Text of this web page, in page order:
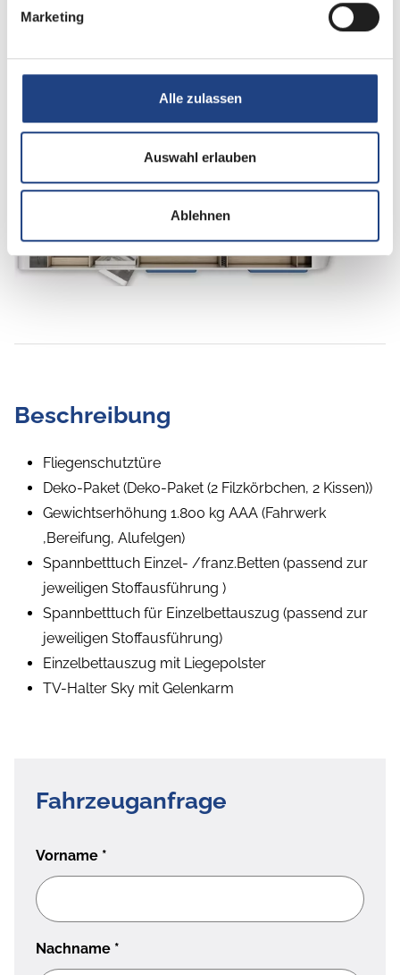
Marketing
Alle zulassen
Auswahl erlauben
Ablehnen
Beschreibung
Fliegenschutztüre
Deko-Paket (Deko-Paket (2 Filzkörbchen, 2 Kissen))
Gewichtserhöhung 1.800 kg AAA (Fahrwerk
,Bereifung, Alufelgen)
Spannbetttuch Einzel- /franz.Betten (passend zur
jeweiligen Stoffausführung )
Spannbetttuch für Einzelbettauszug (passend zur
jeweiligen Stoffausführung)
Einzelbettauszug mit Liegepolster
TV-Halter Sky mit Gelenkarm
Fahrzeuganfrage
Vorname *
Nachname *